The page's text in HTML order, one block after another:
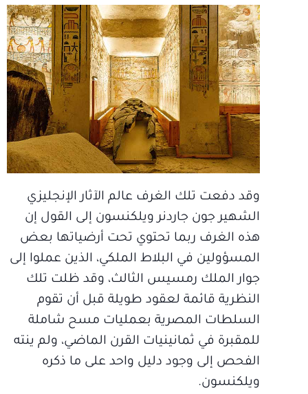
وقد دفعت تلك الغرف عالم الآثار الإنجليزي
الشهير جون جاردنر ويلكنسون إلى القول إن
هذه الغرف ربما تحتوي تحت أرضياتها بعض
المسؤولين في البلاط الملكي، الذين عملوا إلى
جوار الملك رمسيس الثالث، وقد ظلت تلك
النظرية قائمة لعقود طويلة قبل أن تقوم
السلطات المصرية بعمليات مسح شاملة
للمقبرة في ثمانينيات القرن الماضي، ولم ينته
الفحص إلى وجود دليل واحد على ما ذكره
ويلكنسون.